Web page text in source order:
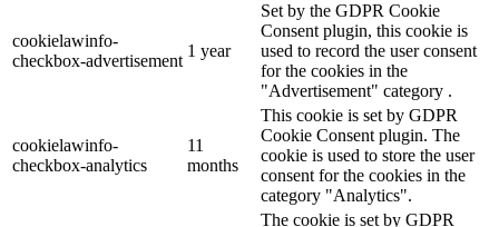
cookielawinfo-
checkbox-advertisement
1 year
Set by the GDPR Cookie
Consent plugin, this cookie is
used to record the user consent
for the cookies in the
"Advertisement" category .
cookielawinfo-
checkbox-analytics
11
months
This cookie is set by GDPR
Cookie Consent plugin. The
cookie is used to store the user
consent for the cookies in the
category "Analytics".
The cookie is set by GDPR